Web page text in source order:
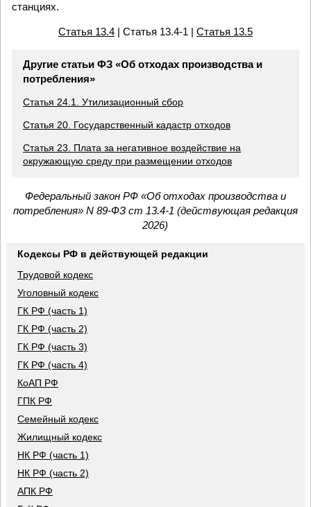
станциях.
Статья 13.4| Статья 13.4-1 | Статья 13.5
Другие статьи ФЗ «Об отходах производства и
потребления»
Статья 24.1. Утилизационный сбор
Статья 20. Государственный кадастр отходов
Статья 23. Плата за негативное воздействие на
окружающую среду при размещении отходов
Федеральный закон РФ «Об отходах производства и
потребления» N 89-ФЗ ст 13.4-1 (действующая редакция
2026)
Кодексы РФ в действующей редакции
Трудовой кодекс
Уголовный кодекс
ГК РФ (часть 1)
ГК РФ (часть 2)
ГК РФ (часть 3)
ГК РФ (часть 4)
КоАП РФ
ГПК РФ
Семейный кодекс
Жилищный кодекс
НК РФ (часть 1)
НК РФ (часть 2)
АПК РФ